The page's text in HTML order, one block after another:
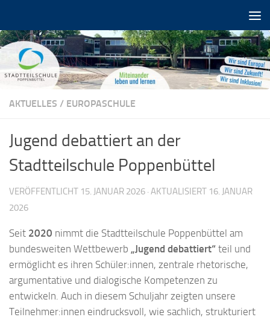
AKTUELLES / EUROPASCHULE
Jugend debattiert an der
Stadtteilschule Poppenbüttel
VERÖFFENTLICHT 15. JANUAR 2026 · AKTUALISIERT 16. JANUAR
2026
Seit 2020 nimmt die Stadtteilschule Poppenbüttel am
bundesweiten Wettbewerb „Jugend debattiert“ teil und
ermöglicht es ihren Schüler:innen, zentrale rhetorische,
argumentative und dialogische Kompetenzen zu
entwickeln. Auch in diesem Schuljahr zeigten unsere
Teilnehmer:innen eindrucksvoll, wie sachlich, strukturiert